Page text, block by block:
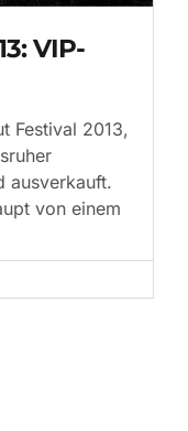
VIP-
Festival 2013,
ausverkauft.
von einem